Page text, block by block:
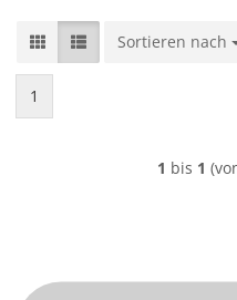
Sortieren nach
Sortieren nach
1
1 bis 1